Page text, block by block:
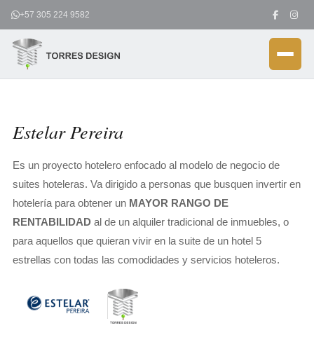
contenido
+57 305 224 9582
Estelar Pereira
Es un proyecto hotelero enfocado al modelo de negocio de
suites hoteleras. Va dirigido a personas que busquen invertir en
hotelería para obtener un MAYOR RANGO DE
RENTABILIDAD al de un alquiler tradicional de inmuebles, o
para aquellos que quieran vivir en la suite de un hotel 5
estrellas con todas las comodidades y servicios hoteleros.